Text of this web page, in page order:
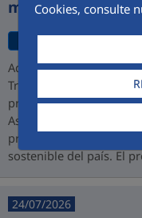
Cookies, consulte
millones de
Aqualia ha resultado
Tratamiento de Aguas
promovido por
Asociación Público-
presencia en Perú y su
sostenible del país. El
24/07/2026